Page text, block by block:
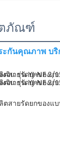
ตภัณฑ์
ะกันคุณภาพ บ